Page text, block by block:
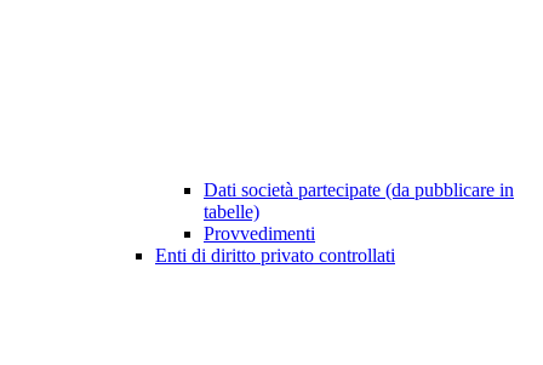
Dati società partecipate (da pubblicare in
tabelle)
Provvedimenti
Enti di diritto privato controllati